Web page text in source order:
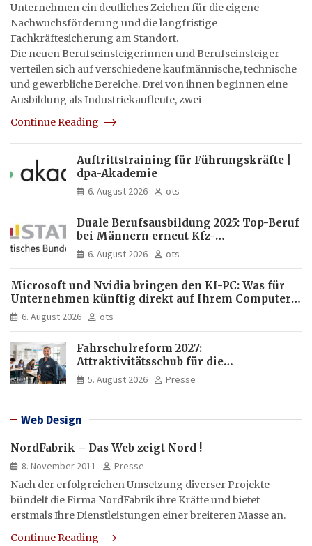
Unternehmen ein deutliches Zeichen für die eigene
Nachwuchsförderung und die langfristige
Fachkräftesicherung am Standort.
Die neuen Berufseinsteigerinnen und Berufseinsteiger
verteilen sich auf verschiedene kaufmännische, technische
und gewerbliche Bereiche. Drei von ihnen beginnen eine
Ausbildung als Industriekaufleute, zwei
Continue Reading
Auftrittstraining für Führungskräfte |
dpa-Akademie
6. August 2026 ots
Duale Berufsausbildung 2025: Top-Beruf
bei Männern erneut Kfz-
Mechatroniker, bei Frauen
medizinische Fachangestellte
6. August 2026 ots
Microsoft und Nvidia bringen den KI-PC: Was für
Unternehmen künftig direkt auf Ihrem Computer
läuft und was weiter in der Cloud bleibt
6. August 2026 ots
Fahrschulreform 2027:
Attraktivitätsschub für die
Fahrlehrerausbildung
5. August 2026 Presse
Web Design
NordFabrik – Das Web zeigt Nord !
8. November 2011
Presse
Nach der erfolgreichen Umsetzung diverser Projekte
bündelt die Firma NordFabrik ihre Kräfte und bietet
erstmals Ihre Dienstleistungen einer breiteren Masse an.
Continue Reading